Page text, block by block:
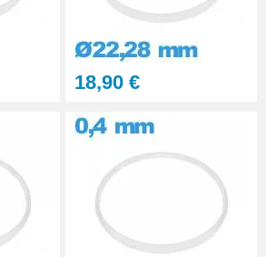
18,90 €